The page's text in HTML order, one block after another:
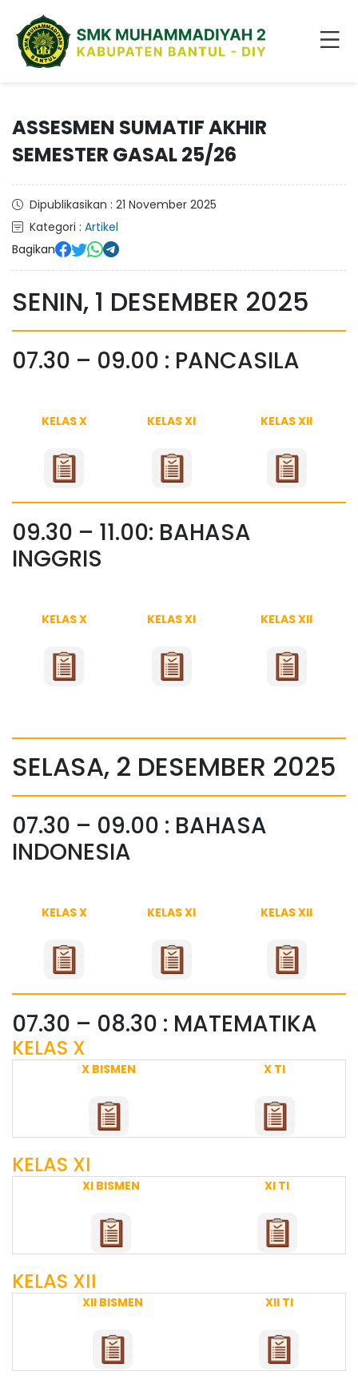
ASSESMEN SUMATIF AKHIR
SEMESTER GASAL 25/26
Dipublikasikan : 21 November 2025
Kategori : Artikel
Bagikan
SENIN, 1 DESEMBER 2025
07.30 – 09.00 : PANCASILA
KELAS X KELAS XI KELAS XII
09.30 – 11.00: BAHASA
INGGRIS
KELAS X KELAS XI KELAS XII
SELASA, 2 DESEMBER 2025
07.30 – 09.00 : BAHASA
INDONESIA
KELAS X KELAS XI KELAS XII
07.30 – 08.30 : MATEMATIKA
KELAS X
X BISMEN X TI
KELAS XI
XI BISMEN XI TI
KELAS XII
XII BISMEN XII TI